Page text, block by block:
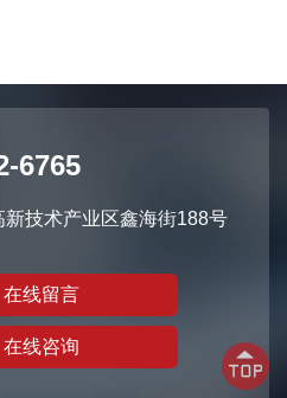
6765
技术产业区鑫海街188号
在线留言
在线咨询